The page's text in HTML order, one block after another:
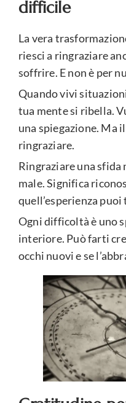
difficile
La vera
riesci a ringraziare
soffrire. E non è per
Quando vivi
tua mente si ribella.
una spiegazione. Ma
ringraziare.
Ringraziare una
male. Significa
quell’esperienza puoi
Ogni difficoltà è uno
interiore. Può farti
occhi nuovi e se